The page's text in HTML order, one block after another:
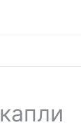
капли